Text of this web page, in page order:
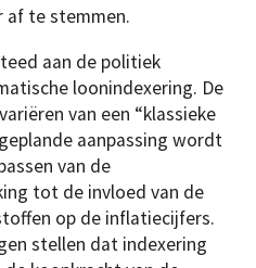
af te stemmen.
aan de politiek
loonindexering. De
van een “klassieke
aanpassing wordt
van de
tot de invloed van de
op de inflatiecijfers.
stellen dat indexering